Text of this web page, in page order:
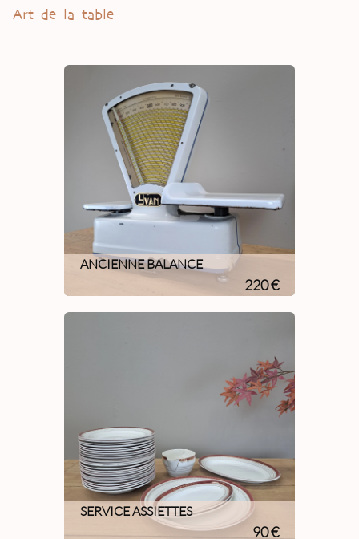
Art de la table
ANCIENNE BALANCE
220 €
SERVICE ASSIETTES
90 €